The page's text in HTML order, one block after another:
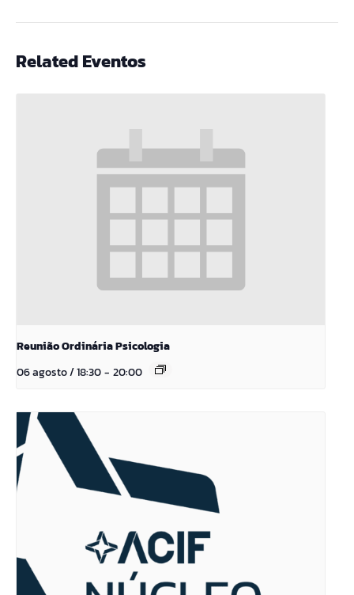
Related Eventos
Reunião Ordinária Psicologia
06 agosto / 18:30- 20:00